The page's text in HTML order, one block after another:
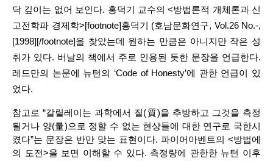
닥 깊이는 없어 보인다. 홍덕기 교수의 <방법론적 개체론과 신
고전학파 경제학>[footnote]홍덕기 (호남문화연구, Vol.26 No.-,
[1998][/footnote]을 찾았는데 원하는 만큼은 아니지만 작은 성
취가 있다. 버날의 책에서 주로 인용된 듯한 문장을 언급한다.
레드만의 논문에 뉴턴의 ‘Code of Honesty’에 관한 언급이 있
었다.
참고로 “갈릴레이는 과학에서 질(質)을 추방하고 그것을 측정
될거나 양(量)으로 정할 수 없는 현상들에 대한 연구로 국한시
켰다”는 문장은 반만 맞는 표현이다. 파이어아벤트의 <방법에
의 도전>을 보면 이해할 수 있다. 측정량에 관한한 뉴턴 이후